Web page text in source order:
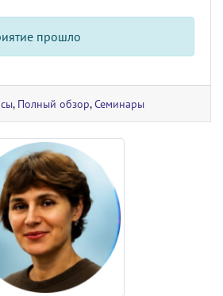
прошло
, Полный обзор,Семинары